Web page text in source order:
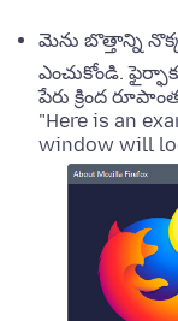
మెను బొత్తాన్ని
ఎంచుకోండి.
పేరు క్రింద
"Here is an
window will